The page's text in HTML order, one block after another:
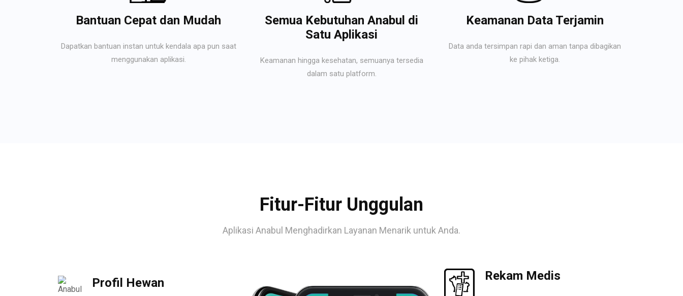
Bantuan Cepat dan Mudah
Dapatkan bantuan instan untuk kendala apa pun saat
menggunakan aplikasi.
Semua Kebutuhan Anabul di
Satu Aplikasi
Keamanan hingga kesehatan, semuanya tersedia
dalam satu platform.
Keamanan Data Terjamin
Data anda tersimpan rapi dan aman tanpa dibagikan
ke pihak ketiga.
Fitur-Fitur Unggulan
Aplikasi Anabul Menghadirkan Layanan Menarik untuk Anda.
Profil Hewan Rekam Medis